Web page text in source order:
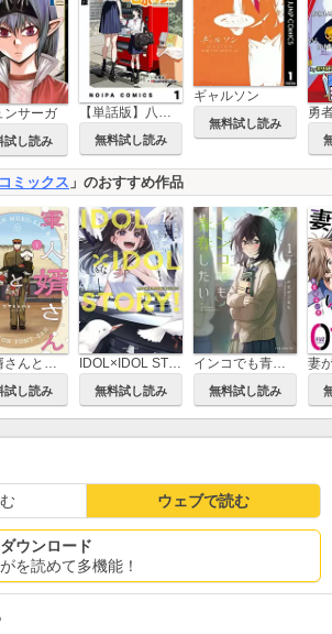
ンサーガ
試し読み
【単話版】八尺様とコロポックル-215cmと135cmの女子高生-
無料試し読み
ギャルソン
無料試し読み
ミックス 」のおすすめ作品
軍人婿さんと大根嫁さん
試し読み
IDOL×IDOL STORY！
無料試し読み
インコでも青春したい
無料試し読み
ウェブで読む
ウンロード
を読めて多機能！